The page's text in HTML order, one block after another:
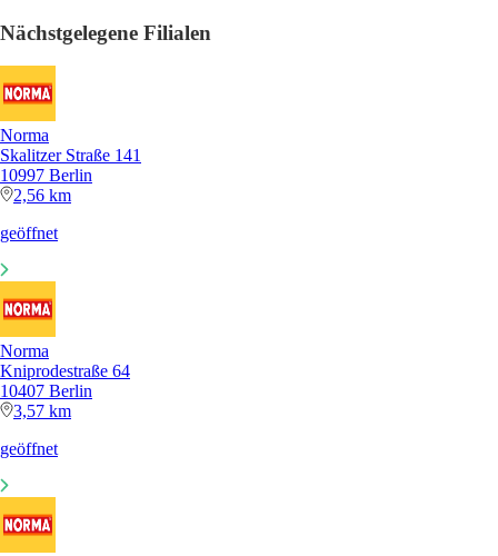
Nächstgelegene Filialen
Norma
Skalitzer Straße 141
10997 Berlin
2,56 km
geöffnet
Norma
Kniprodestraße 64
10407 Berlin
3,57 km
geöffnet